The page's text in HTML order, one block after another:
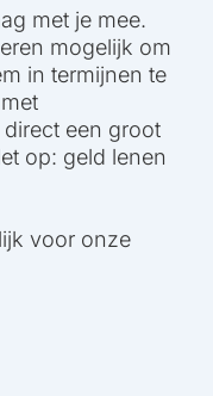
met je mee.
mogelijk om
in termijnen te
een groot
op: geld lenen
voor onze